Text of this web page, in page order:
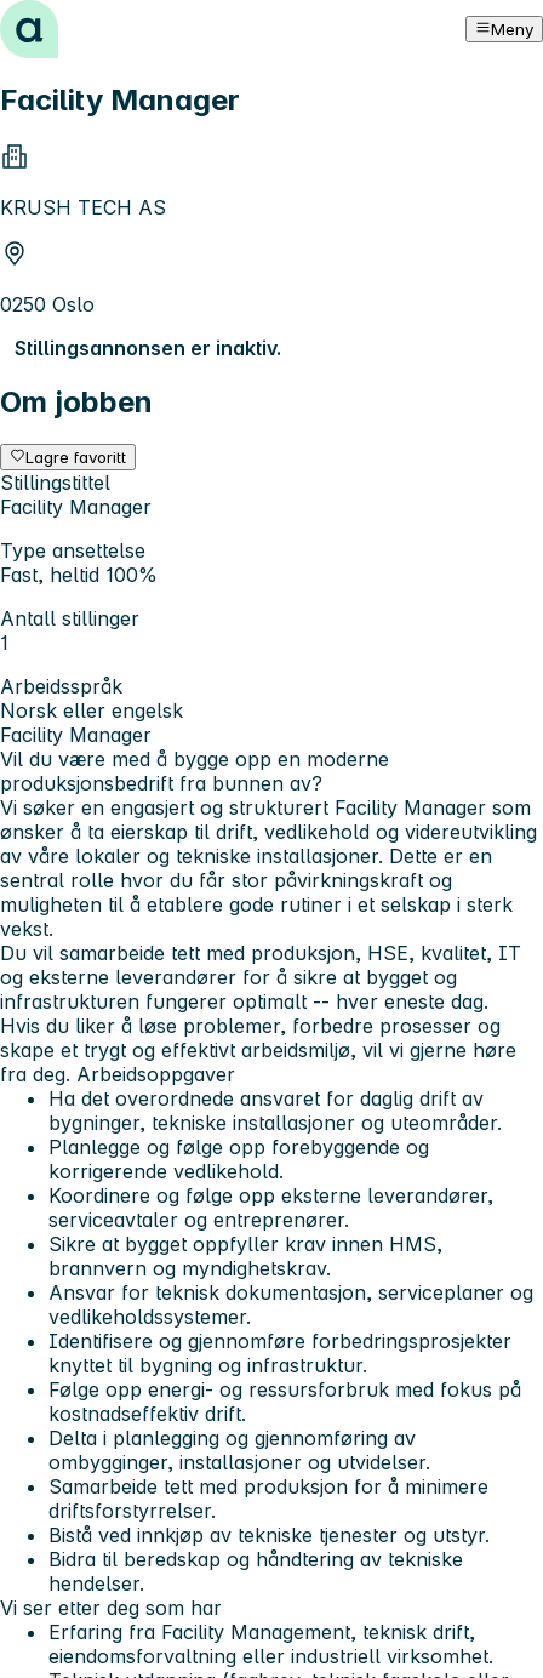
Hopp til innhold Meny
Facility Manager
KRUSH TECH AS
0250 Oslo
Stillingsannonsen er inaktiv.
Om jobben
Lagre favoritt
Stillingstittel
Facility Manager
Type ansettelse
Fast, heltid 100%
Antall stillinger
1
Arbeidsspråk
Norsk eller engelsk
Facility Manager
Vil du være med å bygge opp en moderne
produksjonsbedrift fra bunnen av?
Vi søker en engasjert og strukturert Facility Manager som
ønsker å ta eierskap til drift, vedlikehold og videreutvikling
av våre lokaler og tekniske installasjoner. Dette er en
sentral rolle hvor du får stor påvirkningskraft og
muligheten til å etablere gode rutiner i et selskap i sterk
vekst.
Du vil samarbeide tett med produksjon, HSE, kvalitet, IT
og eksterne leverandører for å sikre at bygget og
infrastrukturen fungerer optimalt -- hver eneste dag.
Hvis du liker å løse problemer, forbedre prosesser og
skape et trygt og effektivt arbeidsmiljø, vil vi gjerne høre
fra deg. Arbeidsoppgaver
Ha det overordnede ansvaret for daglig drift av
bygninger, tekniske installasjoner og uteområder.
Planlegge og følge opp forebyggende og
korrigerende vedlikehold.
Koordinere og følge opp eksterne leverandører,
serviceavtaler og entreprenører.
Sikre at bygget oppfyller krav innen HMS,
brannvern og myndighetskrav.
Ansvar for teknisk dokumentasjon, serviceplaner og
vedlikeholdssystemer.
Identifisere og gjennomføre forbedringsprosjekter
knyttet til bygning og infrastruktur.
Følge opp energi- og ressursforbruk med fokus på
kostnadseffektiv drift.
Delta i planlegging og gjennomføring av
ombygginger, installasjoner og utvidelser.
Samarbeide tett med produksjon for å minimere
driftsforstyrrelser.
Bistå ved innkjøp av tekniske tjenester og utstyr.
Bidra til beredskap og håndtering av tekniske
hendelser.
Vi ser etter deg som har
Erfaring fra Facility Management, teknisk drift,
eiendomsforvaltning eller industriell virksomhet.